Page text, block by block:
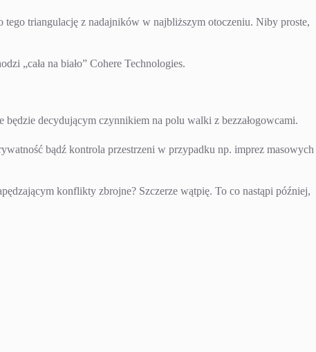
triangulację z nadajników w najbliższym otoczeniu. Niby proste,
„cała na biało” Cohere Technologies.
decydującym czynnikiem na polu walki z bezzałogowcami.
bądź kontrola przestrzeni w przypadku np. imprez masowych
konflikty zbrojne? Szczerze wątpię. To co nastąpi później,